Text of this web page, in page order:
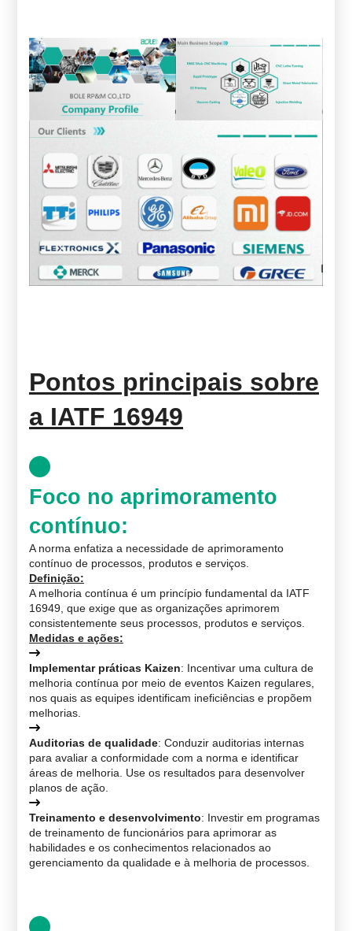
Pontos principais sobre
a IATF 16949
Foco no aprimoramento
contínuo:
A norma enfatiza a necessidade de aprimoramento
contínuo de processos, produtos e serviços.
Definição:
A melhoria contínua é um princípio fundamental da IATF
16949, que exige que as organizações aprimorem
consistentemente seus processos, produtos e serviços.
Medidas e ações:
Implementar práticas Kaizen: Incentivar uma cultura de
melhoria contínua por meio de eventos Kaizen regulares,
nos quais as equipes identificam ineficiências e propõem
melhorias.
Auditorias de qualidade: Conduzir auditorias internas
para avaliar a conformidade com a norma e identificar
áreas de melhoria. Use os resultados para desenvolver
planos de ação.
Treinamento e desenvolvimento: Investir em programas
de treinamento de funcionários para aprimorar as
habilidades e os conhecimentos relacionados ao
gerenciamento da qualidade e à melhoria de processos.